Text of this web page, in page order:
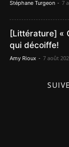
Stéphane Turgeon - 7
[Littérature] «
qui décoiffe!
Amy Rioux - 7 août